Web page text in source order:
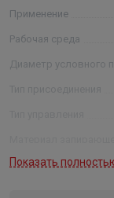
Применение
Рабочая среда
Диаметр условного
Показать